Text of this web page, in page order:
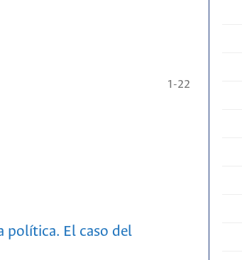
1-22
política. El caso del